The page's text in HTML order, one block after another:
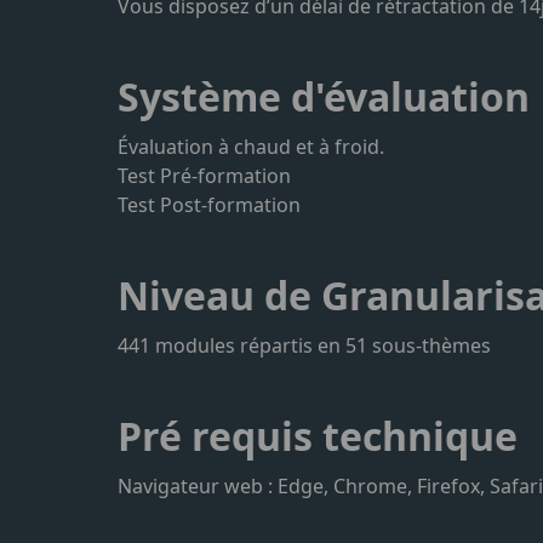
Vous disposez d’un délai de rétractation de
Système d'évaluation
Évaluation à chaud et à froid.
Test Pré-formation
Test Post-formation
Niveau de
441 modules répartis en 51 sous-thèmes
Pré requis technique
Navigateur web : Edge, Chrome, Firefox, Safari